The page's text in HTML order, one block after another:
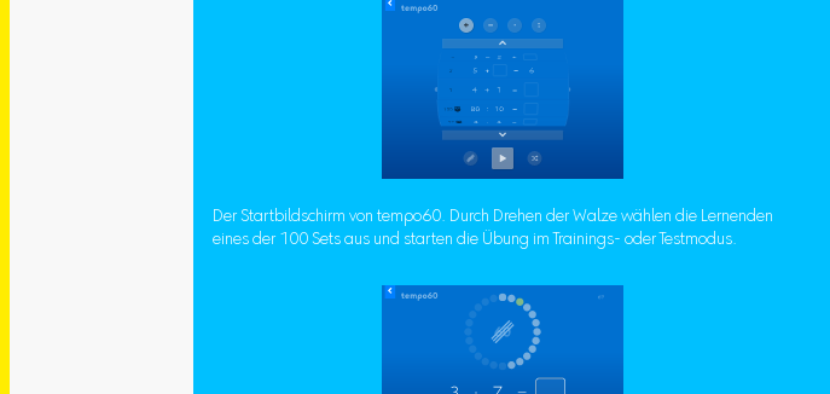
Der Startbildschirm von tempo60. Durch Drehen der Walze wählen die Lernenden
eines der 100 Sets aus und starten die Übung im Trainings- oder Testmodus.